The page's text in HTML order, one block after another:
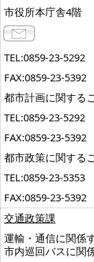
市役所本庁舎4階
TEL:0859-23-5292
FAX:0859-23-5392
都市計画に関する
TEL:0859-23-5292
FAX:0859-23-5392
都市政策に関する
TEL:0859-23-5353
FAX:0859-23-5392
交通政策課
運輸・通信に関係
市内巡回バスに関